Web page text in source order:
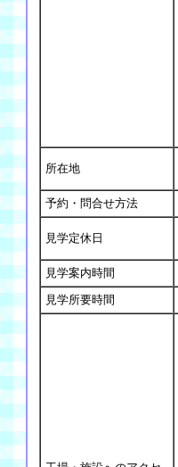
所在地
予約・問合せ方法
見学定休日
見学案内時間
見学所要時間